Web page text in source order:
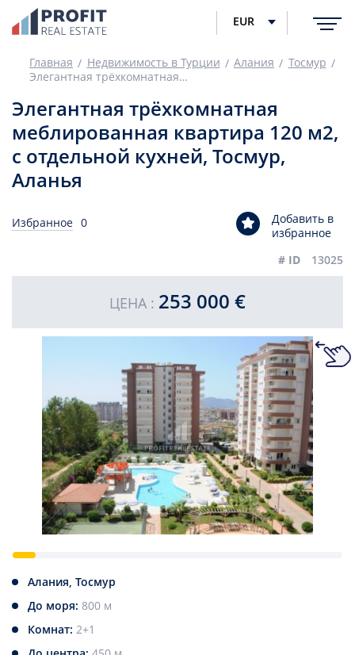
EUR
Главная Недвижимость в Турции Алания
Тосмур
Элегантная трёхкомнатная меблированная квартира 120 м2, с отдельной кухней, Тосмур, Аланья
Элегантная трёхкомнатная
меблированная квартира 120 м2,
с отдельной кухней, Тосмур,
Аланья
Избранное 0
Добавить в
избранное
# ID
13025
ЦЕНА : 253 000 €
Алания, Тосмур
До моря: 800 м
Комнат: 2+1